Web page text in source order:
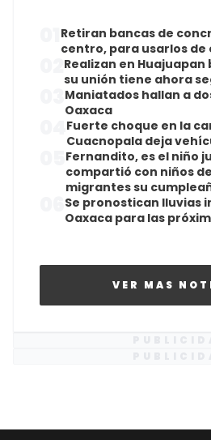
Retiran bancas de
centro, para usarlos
Realizan en
su unión tiene ahora
Maniatados hallan a
Oaxaca
Fuerte choque en la
Cuacnopala deja
Fernandito, es el niño
compartió con niños
migrantes su
Se pronostican lluvias
Oaxaca para las
VER MAS